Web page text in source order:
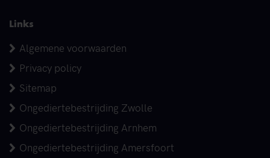
Links
Algemene voorwaarden
Privacy policy
Sitemap
Ongediertebestrijding Zwolle
Ongediertebestrijding Arnhem
Ongediertebestrijding Amersfoort